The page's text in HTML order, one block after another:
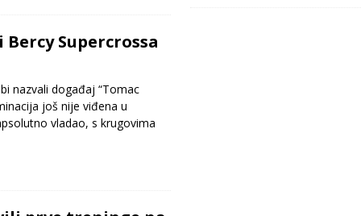
Supercrossa
nazvali događaj “Tomac
još nije viđena u
vladao, s krugovima